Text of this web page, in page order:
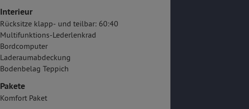
Interieur
Rücksitze klapp- und teilbar: 60:40
Multifunktions-Lederlenkrad
Bordcomputer
Laderaumabdeckung
Bodenbelag Teppich
Pakete
Komfort Paket